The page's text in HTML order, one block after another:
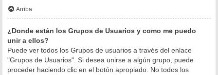
Arriba
¿Donde están los Grupos de Usuarios y como me puedo
unir a ellos?
Puede ver todos los Grupos de usuarios a través del enlace
"Grupos de Usuarios". Si desea unirse a algún grupo, puede
proceder haciendo clic en el botón apropiado. No todos los